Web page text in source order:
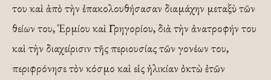
του καὶ ἀπὸ τὴν ἐπακολουθήσασαν διαμάχην μεταξὺ τῶν
θείων του, Ἑρμίου καὶ Γρηγορίου, διὰ τὴν ἀνατροφήν του
καὶ τὴν διαχείρισιν τῆς περιουσίας τῶν γονέων του,
περιφρόνησε τὸν κόσμο καὶ εἰς ἠλικίαν ὀκτὼ ἐτῶν